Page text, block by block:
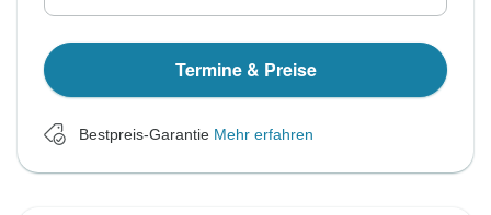
Termine & Preise
Bestpreis-Garantie Mehr erfahren